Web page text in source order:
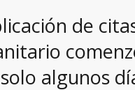
de
algunos